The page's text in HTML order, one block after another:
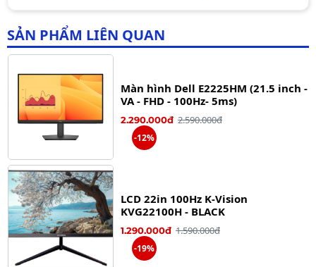
SẢN PHẨM LIÊN QUAN
1.690.000đ
Màn hình Dell E2225HM (21.5 inch -
VA - FHD - 100Hz- 5ms)
2.290.000đ 2.590.000đ
-12%
LCD 22in 100Hz K-Vision
KVG22100H - BLACK
1.290.000đ 1.590.000đ
-19%